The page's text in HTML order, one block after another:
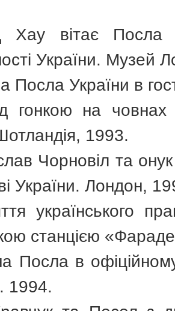
Хау вітає Посла
України. Музей
Посла України в
гонкою на човнах
1993.
Чорновіл та
України. Лондон,
українського
станцією
Посла в
1994.